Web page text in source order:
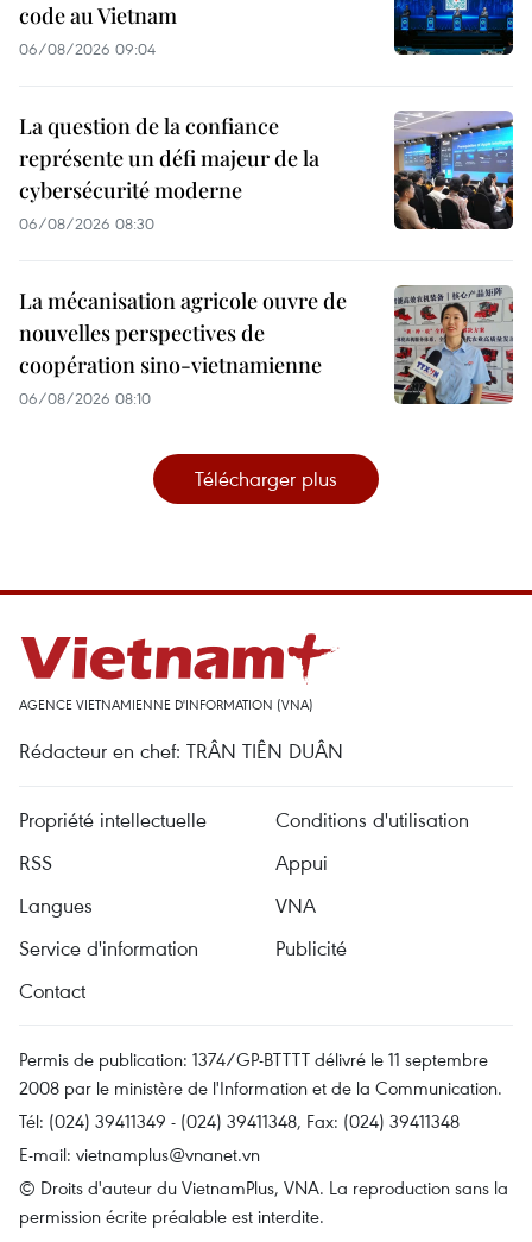
code au Vietnam
06/08/2026 09:04
La question de la confiance
représente un défi majeur de la
cybersécurité moderne
06/08/2026 08:30
La mécanisation agricole ouvre de
nouvelles perspectives de
coopération sino-vietnamienne
06/08/2026 08:10
Télécharger plus
AGENCE VIETNAMIENNE D'INFORMATION (VNA)
Rédacteur en chef: TRÂN TIÊN DUÂN
Propriété intellectuelle
Conditions d'utilisation
RSS
Appui
Langues
VNA
Service d'information
Publicité
Contact
Permis de publication: 1374/GP-BTTTT délivré le 11 septembre
2008 par le ministère de l'Information et de la Communication.
Tél: (024) 39411349 - (024) 39411348, Fax: (024) 39411348
E-mail: vietnamplus@vnanet.vn
© Droits d'auteur du VietnamPlus, VNA. La reproduction sans la
permission écrite préalable est interdite.